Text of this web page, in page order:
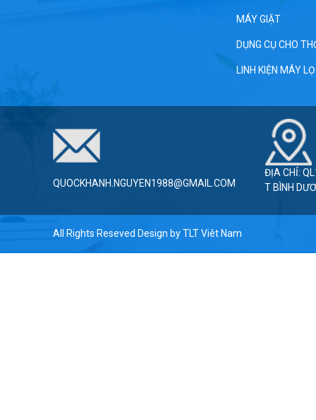
MÁY GIẶT
DỤNG CỤ CHO
LINH KIỆN MÁY
QUOCKHANH.NGUYEN1988@GMAIL.COM
ĐỊA CHỈ:
T BÌNH
All Rights Reseved Design byTLT Viêt Nam